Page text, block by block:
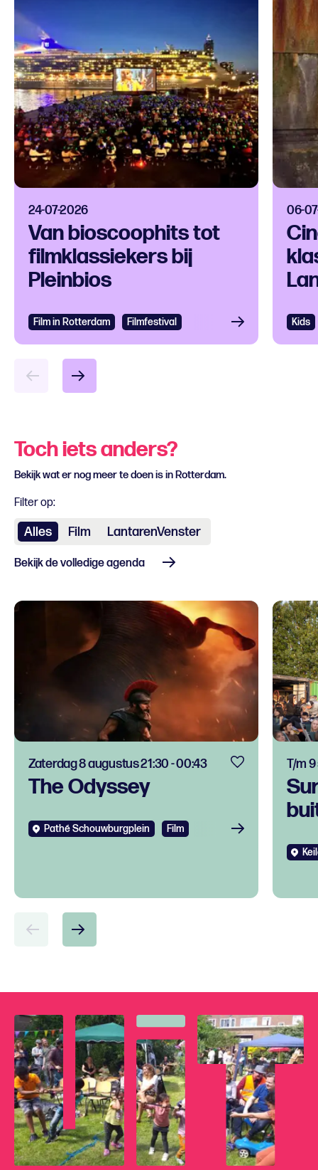
24-07-2026
Van bioscoophits tot
filmklassiekers bij
Pleinbios
Film in Rotterdam Filmfestival
06-
Kids
Bekijken
Toch iets anders?
Bekijk wat er nog meer te doen is in Rotterdam.
Filter op:
Alles Film LantarenVenster
Bekijk de volledige agenda
The Odyssey
Zaterdag 8 augustus 21:30 - 00:43
Pathé Schouwburgplein Film
T/m